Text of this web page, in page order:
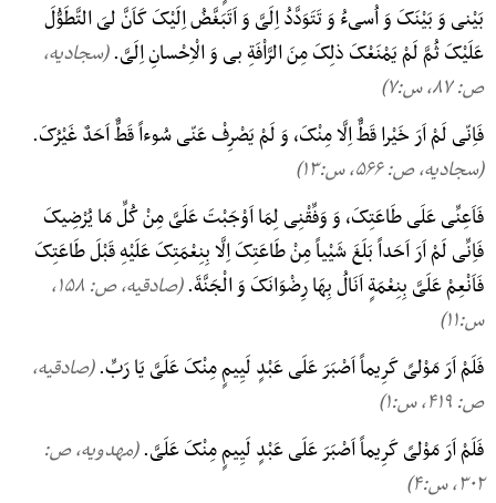
بَیْنی وَ بَیْنَکَ وَ اُسیءُ وَ تَتَوَدَّدُ اِلَیَّ وَ اَتَبَغَّضُ اِلَیْکَ کَاَنَّ لیَ التَّطَوُّلَ
عَلَیْکَ ثُمَّ لَمْ یَمْنَعْکَ ذلِکَ مِنَ الرَّاْفَةِ بی وَ الْاِحْسانِ اِلَیَّ.(سجادیه،
ص: ۸۷, س:۷)
فَاِنّی لَمْ اَرَ خَیْرا قَطٌّ اِلَّا مِنْکَ، وَ لَمْ یَصْرِفْ عَنّی سُوءاً قَطٌّ اَحَدٌ غَیْرُکَ.
(سجادیه، ص: ۵۶۶, س:۱۳)
فَاَعِنِّی عَلَی طَاعَتِکَ، وَ وَفِّقْنِی لِمَا اَوْجَبْتَ عَلَیَّ مِنْ کُلِّ مَا یُرْضِیکَ
فَاِنِّی لَمْ اَرَ اَحَداً بَلَغَ شَیْیاً مِنْ طَاعَتِکَ اِلَّا بِنِعْمَتِکَ عَلَیْهِ قَبْلَ طَاعَتِکَ
فَاَنْعِمْ عَلَیَّ بِنِعْمَةٍ اَنَالُ بِهَا رِضْوَانَکَ وَ الْجَنَّةَ.
(صادقیه، ص: ۱۵۸,
س:۱۱)
فَلَمْ اَرَ مَوْلیً کَرِیماً اَصْبَرَ عَلَی عَبْدٍ لَیِیمٍ مِنْکَ عَلَیَّ یَا رَبِّ.(صادقیه،
ص: ۴۱۹, س:۱)
فَلَمْ اَرَ مَوْلیً کَرِیماً اَصْبَرَ عَلَی عَبْدٍ لَیِیمٍ مِنْکَ عَلَیَّ.(مهدویه، ص:
۳۰۲, س:۴)